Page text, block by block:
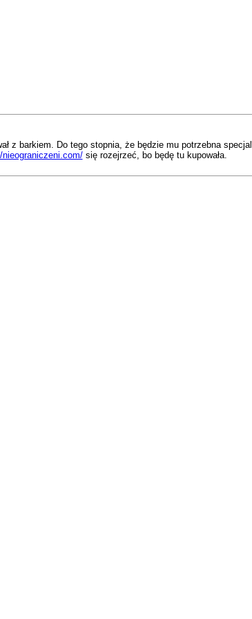
z barkiem. Do tego stopnia, że będzie mu potrzebna
nieograniczeni.com/się rozejrzeć, bo będę tu kupowała.